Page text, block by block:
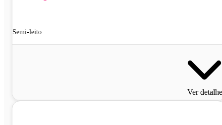
Semi-leito
Ver